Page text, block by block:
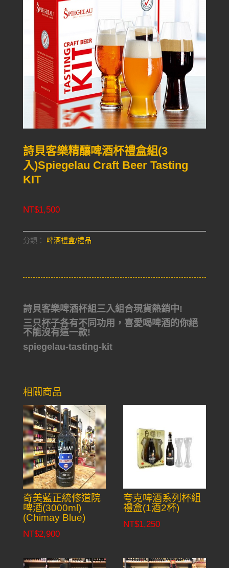
詩貝客樂精釀啤酒杯禮盒組(3
入)Spiegelau Craft Beer Tasting
KIT
NT$1,500
分類： 啤酒禮盒/禮品
詩貝客樂啤酒杯組三入組合現貨熱銷中!
三只杯子各有不同功用，喜愛喝啤酒的你絕
不能沒有這一款!
spiegelau-tasting-kit
相關商品
奇美藍正統修道院
啤酒(3000ml)
(Chimay Blue)
NT$2,900
夸克啤酒系列杯組
禮盒(1酒2杯)
NT$1,250